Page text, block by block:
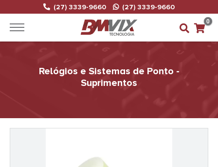
(27) 3339-9660 (27) 3339-9660
0
Relógios e Sistemas de Ponto -
Suprimentos